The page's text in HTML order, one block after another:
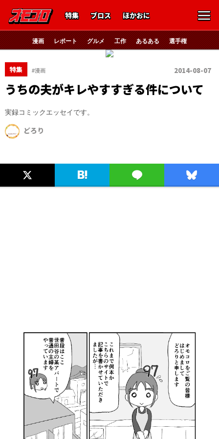
特集 ブロス ほかおに
漫画 レポート グルメ 工作 あるある 選手権
特集 #漫画 2014-08-07
うちの夫がキレやすすぎる件について
実録コミックエッセイです。
どろり